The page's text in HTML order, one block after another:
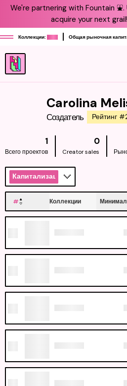
We're partnering with Fountain
acquire your next grail!
Коллекции: Общая рыночная
Carolina
Создатель Рейтинг
1
Всего проектов
0
Creator sales
Капитализация
# Коллекции